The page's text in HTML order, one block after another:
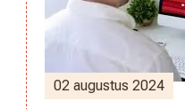
02 augustus 2024